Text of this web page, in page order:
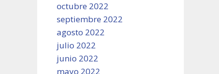
octubre 2022
septiembre 2022
agosto 2022
julio 2022
junio 2022
mayo 2022